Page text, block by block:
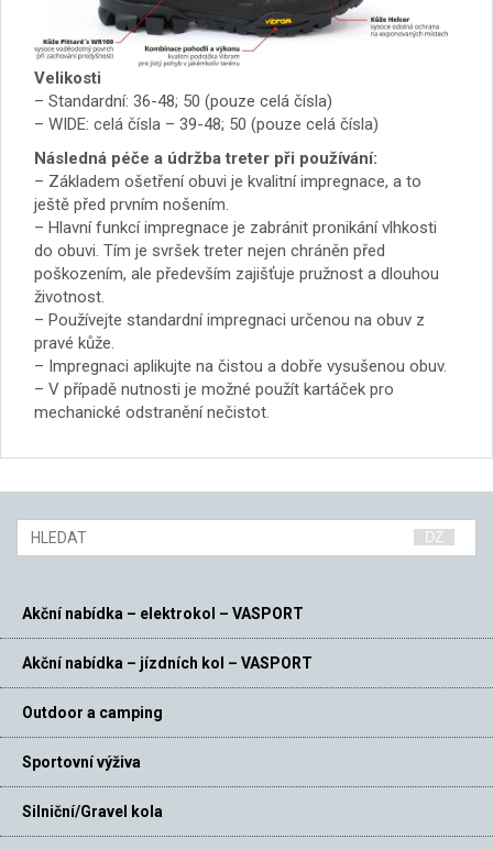
Velikosti
– Standardní: 36-48; 50 (pouze celá čísla)
– WIDE: celá čísla – 39-48; 50 (pouze celá čísla)
Následná péče a údržba treter při používání:
– Základem ošetření obuvi je kvalitní impregnace, a to
ještě před prvním nošením.
– Hlavní funkcí impregnace je zabránit pronikání vlhkosti
do obuvi. Tím je svršek treter nejen chráněn před
poškozením, ale především zajišťuje pružnost a dlouhou
životnost.
– Používejte standardní impregnaci určenou na obuv z
pravé kůže.
– Impregnaci aplikujte na čistou a dobře vysušenou obuv.
– V případě nutnosti je možné použít kartáček pro
mechanické odstranění nečistot.
Akční nabídka – elektrokol – VASPORT
Akční nabídka – jízdních kol – VASPORT
Outdoor a camping
Sportovní výživa
Silniční/Gravel kola